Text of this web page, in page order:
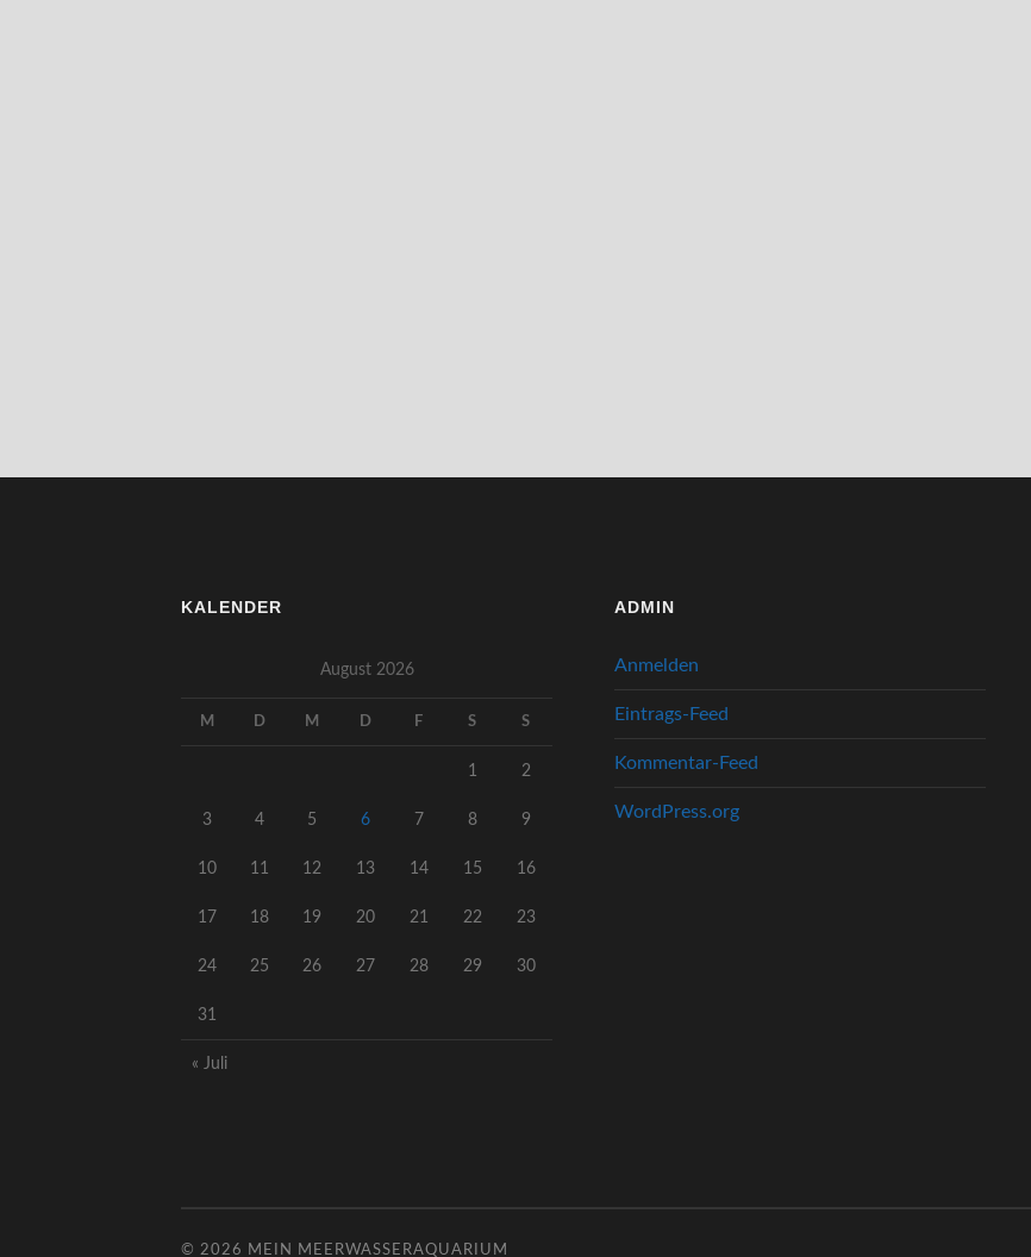
KALENDER
August 2026
M D M D F S S
1 2
3 4 5 6 7 8 9
10 11 12 13 14 15 16
17 18 19 20 21 22 23
24 25 26 27 28 29 30
31
« Juli
ADMIN
Anmelden
Eintrags-Feed
Kommentar-Feed
WordPress.org
© 2026 MEIN MEERWASSERAQUARIUM